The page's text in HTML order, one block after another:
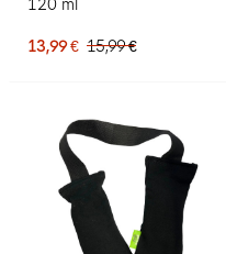
120 ml
13,99 € 15,99 €